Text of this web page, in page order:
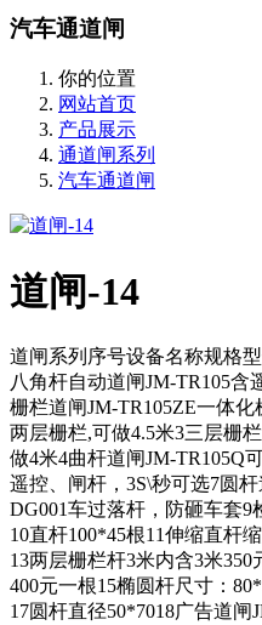
汽车通道闸
你的位置
网站首页
产品展示
通道闸系列
汽车通道闸
道闸-14
道闸系列序号设备名称规格
八角杆自动道闸JM-TR105含
栅栏道闸JM-TR105ZE一体
两层栅栏,可做4.5米3三层栅
做4米4曲杆道闸JM-TR105Q
遥控、闸杆，3S\秒可选7圆
DG001车过落杆，防砸车套9
10直杆100*45根11伸缩直杆
13两层栅栏杆3米内含3米
400元一根15椭圆杆尺寸：
17圆杆直径50*7018广告道